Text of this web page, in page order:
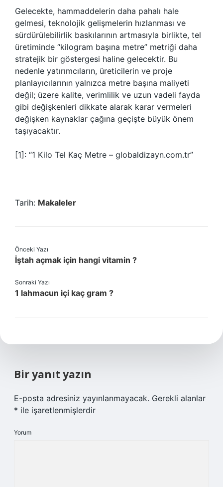
Gelecekte, hammaddelerin daha pahalı hale
gelmesi, teknolojik gelişmelerin hızlanması ve
sürdürülebilirlik baskılarının artmasıyla birlikte, tel
üretiminde “kilogram başına metre” metriği daha
stratejik bir göstergesi haline gelecektir. Bu
nedenle yatırımcıların, üreticilerin ve proje
planlayıcılarının yalnızca metre başına maliyeti
değil; üzere kalite, verimlilik ve uzun vadeli fayda
gibi değişkenleri dikkate alarak karar vermeleri
değişken kaynaklar çağına geçişte büyük önem
taşıyacaktır.
[1]: “1 Kilo Tel Kaç Metre – globaldizayn.com.tr”
Tarih: Makaleler
Önceki Yazı
İştah açmak için hangi vitamin ?
Sonraki Yazı
1 lahmacun içi kaç gram ?
Bir yanıt yazın
E-posta adresiniz yayınlanmayacak. Gerekli alanlar
* ile işaretlenmişlerdir
Yorum